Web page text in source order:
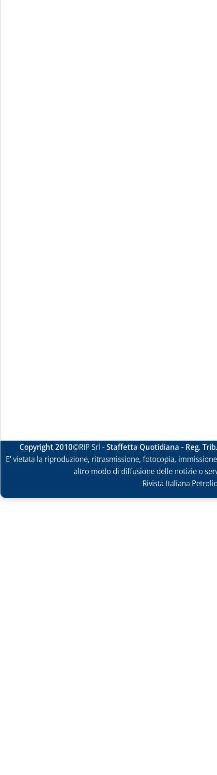
Copyright 2010©RIP Srl -Staffetta Quotidiana - Reg.
E' vietata la riproduzione, ritrasmissione, fotocopia,
altro modo di diffusione delle notizie o
Rivista Italiana